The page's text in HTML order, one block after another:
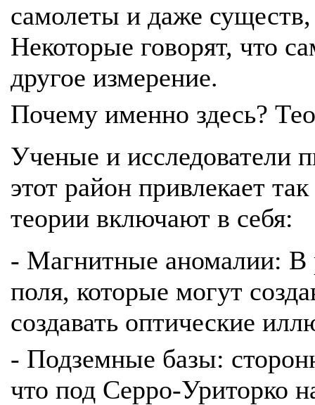
самолеты и даже
Некоторые говорят, что
другое измерение.
Почему именно здесь?
Ученые и исследователи
этот район привлекает
теории включают в себя:
- Магнитные аномалии: В
поля, которые могут
создавать оптические
- Подземные базы:
что под Серро-Уриторко